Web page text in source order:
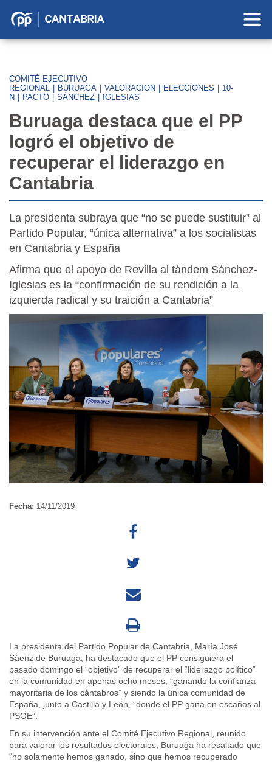
Partido
Cantabria
COMITÉ EJECUTIVO
REGIONAL
BURUAGA VALORACION ELECCIONES
10-
N
PACTO SÁNCHEZ IGLESIAS
Buruaga destaca que el PP
logró el objetivo de
recuperar el liderazgo en
Cantabria
La presidenta subraya que “no se puede sustituir” al
Partido Popular, “única alternativa” a los socialistas
en Cantabria y España
Afirma que el apoyo de Revilla al tándem Sánchez-
Iglesias es la “confirmación de su rendición a la
izquierda radical y su traición a Cantabria”
Fecha: 14/11/2019
La presidenta del Partido Popular de Cantabria, María José
Sáenz de Buruaga, ha destacado que el PP consiguiera el
pasado domingo el “objetivo” de recuperar el “liderazgo político”
en la comunidad en apenas ocho meses, “ganando la confianza
mayoritaria de los cántabros” y siendo la única comunidad de
España, junto a Castilla y León, “donde el PP gana en escaños al
PSOE”.
En su intervención ante el Comité Ejecutivo Regional, reunido
para valorar los resultados electorales, Buruaga ha resaltado que
“no solamente hemos ganado, sino que hemos recuperado